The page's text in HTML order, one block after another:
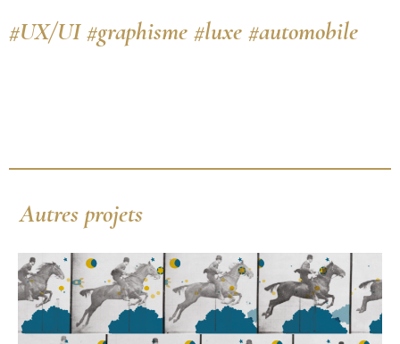
#UX/UI #graphisme #luxe #automobile
Autres projets